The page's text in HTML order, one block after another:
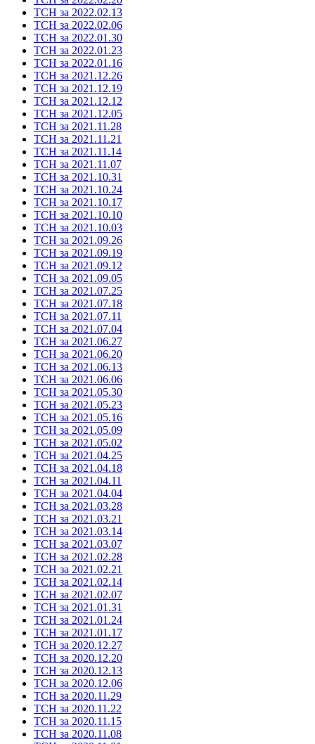
ТСН за 2022.02.13
ТСН за 2022.02.06
ТСН за 2022.01.30
ТСН за 2022.01.23
ТСН за 2022.01.16
ТСН за 2021.12.26
ТСН за 2021.12.19
ТСН за 2021.12.12
ТСН за 2021.12.05
ТСН за 2021.11.28
ТСН за 2021.11.21
ТСН за 2021.11.14
ТСН за 2021.11.07
ТСН за 2021.10.31
ТСН за 2021.10.24
ТСН за 2021.10.17
ТСН за 2021.10.10
ТСН за 2021.10.03
ТСН за 2021.09.26
ТСН за 2021.09.19
ТСН за 2021.09.12
ТСН за 2021.09.05
ТСН за 2021.07.25
ТСН за 2021.07.18
ТСН за 2021.07.11
ТСН за 2021.07.04
ТСН за 2021.06.27
ТСН за 2021.06.20
ТСН за 2021.06.13
ТСН за 2021.06.06
ТСН за 2021.05.30
ТСН за 2021.05.23
ТСН за 2021.05.16
ТСН за 2021.05.09
ТСН за 2021.05.02
ТСН за 2021.04.25
ТСН за 2021.04.18
ТСН за 2021.04.11
ТСН за 2021.04.04
ТСН за 2021.03.28
ТСН за 2021.03.21
ТСН за 2021.03.14
ТСН за 2021.03.07
ТСН за 2021.02.28
ТСН за 2021.02.21
ТСН за 2021.02.14
ТСН за 2021.02.07
ТСН за 2021.01.31
ТСН за 2021.01.24
ТСН за 2021.01.17
ТСН за 2020.12.27
ТСН за 2020.12.20
ТСН за 2020.12.13
ТСН за 2020.12.06
ТСН за 2020.11.29
ТСН за 2020.11.22
ТСН за 2020.11.15
ТСН за 2020.11.08